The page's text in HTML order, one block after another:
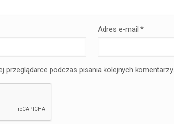
Adres e-mail*
przeglądarce podczas pisania kolejnych komentarzy.